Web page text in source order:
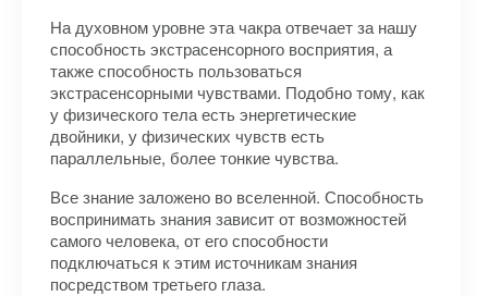
На духовном уровне эта чакра отвечает за нашу
способность экстрасенсорного восприятия, а
также способность пользоваться
экстрасенсорными чувствами. Подобно тому, как
у физического тела есть энергетические
двойники, у физических чувств есть
параллельные, более тонкие чувства.
Все знание заложено во вселенной. Способность
воспринимать знания зависит от возможностей
самого человека, от его способности
подключаться к этим источникам знания
посредством третьего глаза.